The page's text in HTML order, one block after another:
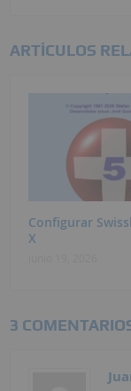
ARTÍCULOS
Configurar
X
3